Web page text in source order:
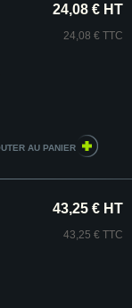
24,08 € HT
24,08 € TTC
43,25 € HT
43,25 € TTC